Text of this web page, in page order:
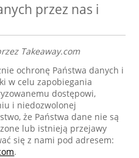
przez nas i
Takeaway.com
ochronę Państwa danych i
w celu zapobiegania
dostępowi,
i niedozwolonej
że Państwa dane nie są
lub istnieją przejawy
się z nami pod adresem:
.